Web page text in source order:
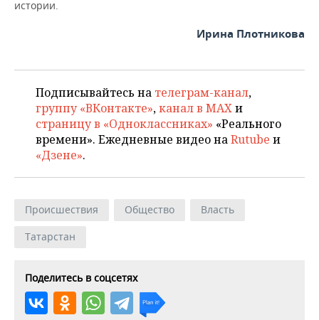
истории.
Ирина Плотникова
Подписывайтесь на телеграм-канал,
группу «ВКонтакте»,канал в MAXи
страницу в «Одноклассниках» «Реального
времени». Ежедневные видео наRutube и
«Дзене».
Происшествия Общество
Власть
Татарстан
Поделитесь в соцсетях